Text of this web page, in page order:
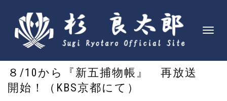
ナ
８/10から『新五捕物帳』 再放送
開始！（KBS京都にて）